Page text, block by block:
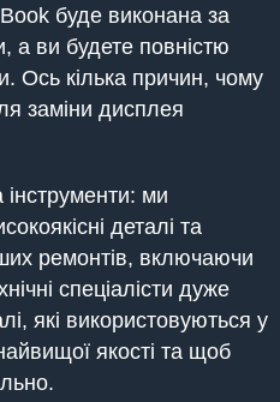
буде виконана за
а ви будете повністю
Ось кілька причин, чому
заміни дисплея
інструменти: ми
деталі та
ремонтів, включаючи
спеціалісти дуже
які використовуються у
якості та щоб